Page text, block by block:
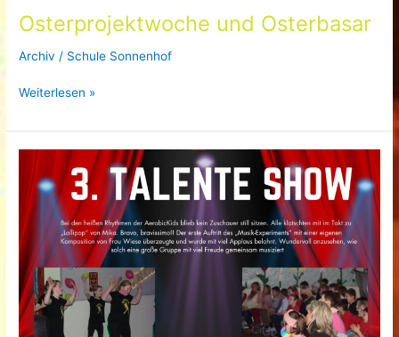
Osterprojektwoche und Osterbasar
Archiv / Schule Sonnenhof
Osterprojektwoche
Osterbasar
Weiterlesen »